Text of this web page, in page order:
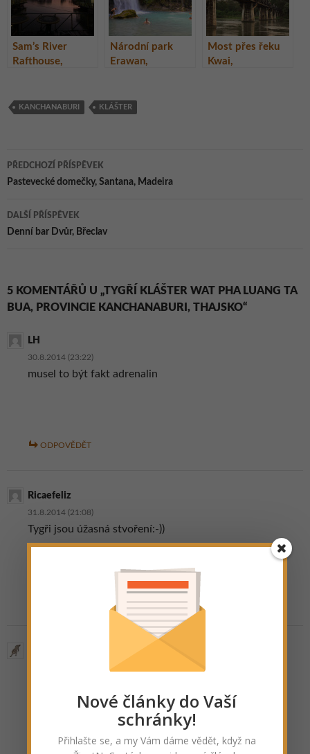
Sam’s River
Rafthouse,
Národní park
Erawan,
Thajsko
Most přes řeku
Kwai,
KANCHANABURI KLÁŠTER
Navigace
pro
příspěvky
PŘEDCHOZÍ PŘÍSPĚVEK
Pastevecké domečky, Santana, Madeira
DALŠÍ PŘÍSPĚVEK
Denní bar Dvůr, Břeclav
5 KOMENTÁŘŮ U „TYGŘÍ KLÁŠTER WAT PHA LUANG TA
BUA, PROVINCIE KANCHANABURI, THAJSKO“
LH
30.8.2014 (23:22)
musel to být fakt adrenalin
ODPOVĚDĚT
Ricaefeliz
31.8.2014 (21:08)
Tygři jsou úžasná stvoření:-))
Nové články do Vaší
schránky!
Přihlašte se, a my Vám dáme vědět, když na